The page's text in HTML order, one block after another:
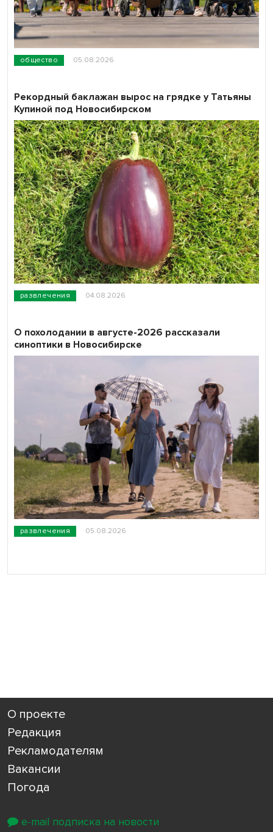
общество 05.08.2026
развлечения 04.08.2026
Рекордный баклажан вырос на грядке у Татьяны
Купиной под Новосибирском
развлечения 05.08.2026
О похолодании в августе-2026 рассказали
синоптики в Новосибирске
О проекте
Редакция
Рекламодателям
Вакансии
Погода
e-mail подписка на новости